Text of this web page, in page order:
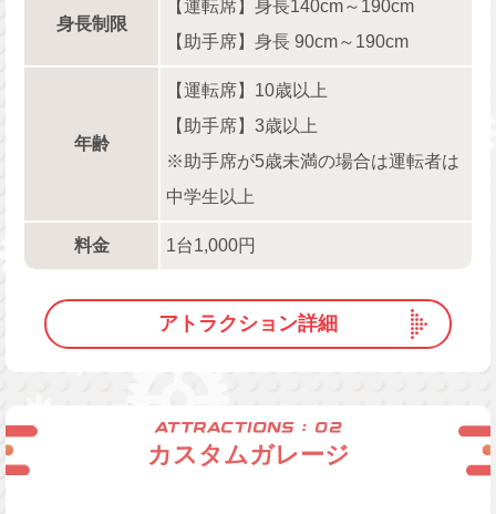
身長制限
【運転席】身長140cm～190cm
【助手席】身長 90cm～190cm
年齢
【運転席】10歳以上
【助手席】3歳以上
※助手席が5歳未満の場合は運転者は
中学生以上
料金 1台1,000円
アトラクション詳細
カスタムガレージ